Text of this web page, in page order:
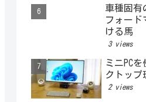
車種固有
フォード
ける馬
3 views
ミニPC
クトップ
2 views